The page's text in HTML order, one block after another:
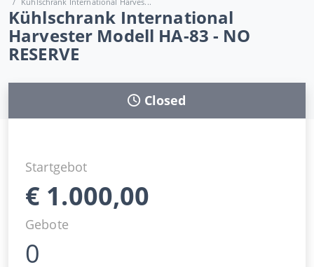
Kühlschrank International
Harvester Modell HA-83 - NO
RESERVE
Closed
Startgebot
€ 1.000,00
Gebote
0